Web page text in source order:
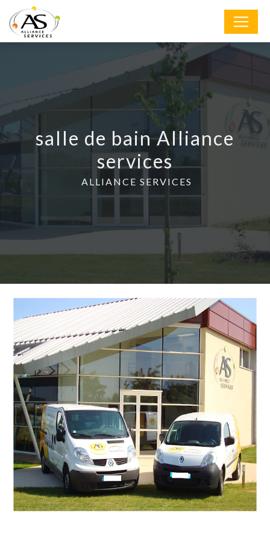
salle de bain Alliance
services
ALLIANCE SERVICES
Panneau de gestion des cookies